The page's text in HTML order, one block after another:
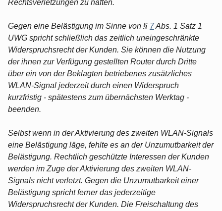
Rechtsverletzungen zu haften.
Gegen eine Belästigung im Sinne von § 7Abs. 1 Satz 1
UWG spricht schließlich das zeitlich uneingeschränkte
Widerspruchsrecht der Kunden. Sie können die Nutzung
der ihnen zur Verfügung gestellten Router durch Dritte
über ein von der Beklagten betriebenes zusätzliches
WLAN-Signal jederzeit durch einen Widerspruch
kurzfristig - spätestens zum übernächsten Werktag -
beenden.
Selbst wenn in der Aktivierung des zweiten WLAN-Signals
eine Belästigung läge, fehlte es an der Unzumutbarkeit der
Belästigung. Rechtlich geschützte Interessen der Kunden
werden im Zuge der Aktivierung des zweiten WLAN-
Signals nicht verletzt. Gegen die Unzumutbarkeit einer
Belästigung spricht ferner das jederzeitige
Widerspruchsrecht der Kunden. Die Freischaltung des